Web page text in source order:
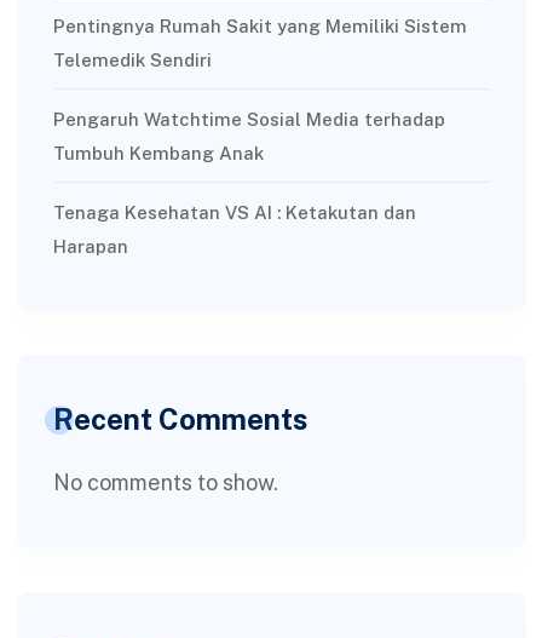
Pentingnya Rumah Sakit yang Memiliki Sistem
Telemedik Sendiri
Pengaruh Watchtime Sosial Media terhadap
Tumbuh Kembang Anak
Tenaga Kesehatan VS AI : Ketakutan dan
Harapan
Recent Comments
No comments to show.